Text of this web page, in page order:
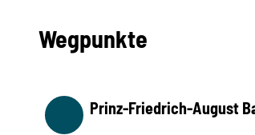
Wegpunkte
Start
Prinz-Friedrich-August